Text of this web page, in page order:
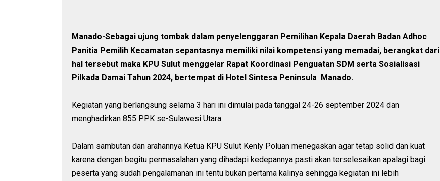
Manado-Sebagai ujung tombak dalam penyelenggaran Pemilihan Kepala Daerah Badan Adhoc
Panitia Pemilih Kecamatan sepantasnya memiliki nilai kompetensi yang memadai, berangkat dari
hal tersebut maka KPU Sulut menggelar Rapat Koordinasi Penguatan SDM serta Sosialisasi
Pilkada Damai Tahun 2024, bertempat di Hotel Sintesa Peninsula Manado.
Kegiatan yang berlangsung selama 3 hari ini dimulai pada tanggal 24-26 september 2024 dan
menghadirkan 855 PPK se-Sulawesi Utara.
Dalam sambutan dan arahannya Ketua KPU Sulut Kenly Poluan menegaskan agar tetap solid dan kuat
karena dengan begitu permasalahan yang dihadapi kedepannya pasti akan terselesaikan apalagi bagi
peserta yang sudah pengalamanan ini tentu bukan pertama kalinya sehingga kegiatan ini lebih